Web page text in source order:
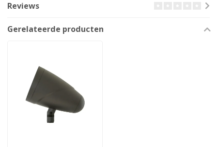
Reviews
Gerelateerde producten